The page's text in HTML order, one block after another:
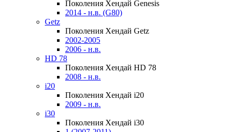
Поколения Хендай Genesis
2014 - н.в. (G80)
Getz
Поколения Хендай Getz
2002-2005
2006 - н.в.
HD 78
Поколения Хендай HD 78
2008 - н.в.
i20
Поколения Хендай i20
2009 - н.в.
i30
Поколения Хендай i30